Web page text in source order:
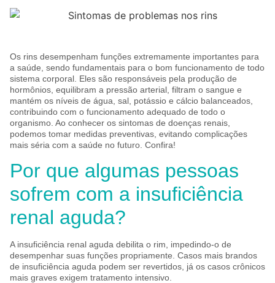
Os rins desempenham funções extremamente importantes para
a saúde, sendo fundamentais para o bom funcionamento de todo
sistema corporal. Eles são responsáveis pela produção de
hormônios, equilibram a pressão arterial, filtram o sangue e
mantém os níveis de água, sal, potássio e cálcio balanceados,
contribuindo com o funcionamento adequado de todo o
organismo. Ao conhecer os sintomas de doenças renais,
podemos tomar medidas preventivas, evitando complicações
mais séria com a saúde no futuro. Confira!
Por que algumas pessoas
sofrem com a insuficiência
renal aguda?
A insuficiência renal aguda debilita o rim, impedindo-o de
desempenhar suas funções propriamente. Casos mais brandos
de insuficiência aguda podem ser revertidos, já os casos crônicos
mais graves exigem tratamento intensivo.